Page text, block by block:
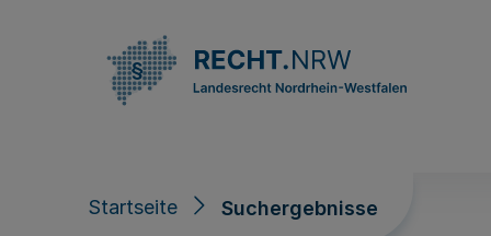
Startseite Suchergebnisse